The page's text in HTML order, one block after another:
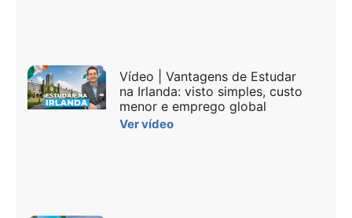
Vídeo | Vantagens de Estudar
na Irlanda: visto simples, custo
menor e emprego global
Ver vídeo